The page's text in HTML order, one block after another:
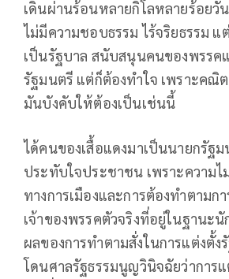
เดินผ่านร้อนหลายกิโลหลายร้อยวั
ไม่มีความชอบธรรม ไร้จริยธรรม แ
เป็นรัฐบาล สนับสนุนคนของพรรค
รัฐมนตรี แต่ก็ต้องทำใจ เพราะคณิต
มันบังคับให้ต้องเป็นเช่นนี้
ได้คนของเสื้อแดงมาเป็นนายกรัฐ
ประทับใจประชาชน เพราะความไ
ทางการเมืองและการต้องทำตามก
เจ้าของพรรคตัวจริงที่อยู่ในฐานะ
ผลของการทำตามสั่งในการแต่งตั้ง
โดนศาลรัฐธรรมนูญวินิจฉัยว่าการ